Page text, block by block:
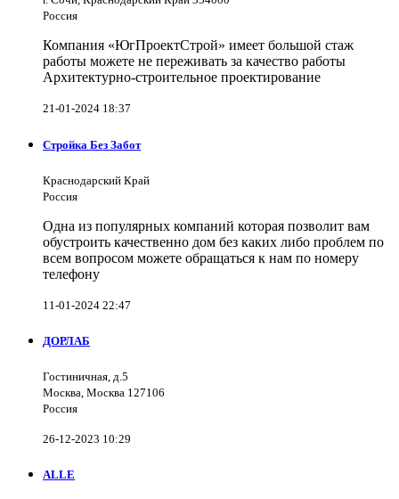
Россия
Компания «ЮгПроектСтрой» имеет большой стаж
работы можете не переживать за качество работы
Архитектурно-строительное проектирование
21-01-2024 18:37
Стройка Без Забот
Краснодарский Край
Россия
Одна из популярных компаний которая позволит вам
обустроить качественно дом без каких либо проблем по
всем вопросом можете обращаться к нам по номеру
телефону
11-01-2024 22:47
ДОРЛАБ
Гостиничная, д.5
Москва, Москва 127106
Россия
26-12-2023 10:29
ALLE